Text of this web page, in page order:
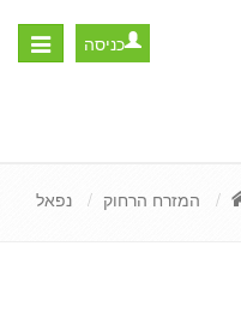
Toggle
כניסה
המזרח הרחוק נפאל